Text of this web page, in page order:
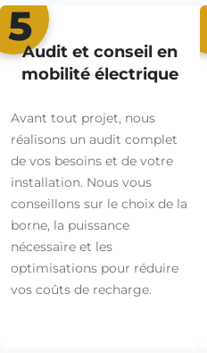
5
Audit et conseil en
mobilité électrique
Avant tout projet, nous
réalisons un audit complet
de vos besoins et de votre
installation. Nous vous
conseillons sur le choix de la
borne, la puissance
nécessaire et les
optimisations pour réduire
vos coûts de recharge.